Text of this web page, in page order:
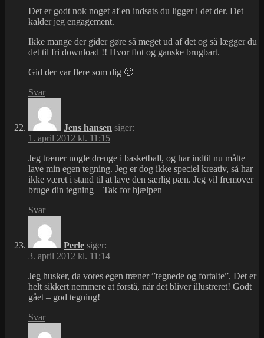
Det er godt nok noget af en indsats du ligger i det der. Det
kalder jeg engagement.
Ikke mange der gider gøre så meget ud af det og så lægger du
det til fri download !! Hvor flot og ganske brugbart.
Gid der var flere som dig 🙂
Svar
Jens hansen siger:
1. april 2012 kl. 11:15
Jeg træner nogle drenge i basketball, og har indtil nu måtte
lave min egen tegning. Jeg er dog ikke speciel kreativ, så har
ikke været i stand til at lave den særlig pæn. Jeg vil fremover
bruge din tegning – Tak for hjælpen
Svar
Perle siger:
3. april 2012 kl. 11:14
Jeg husker, da vores egen træner ”tegnede og fortalte”. Det er
helt sikkert nemmere at forstå, når det bliver illustreret! Godt
gået – god tegning!
Svar